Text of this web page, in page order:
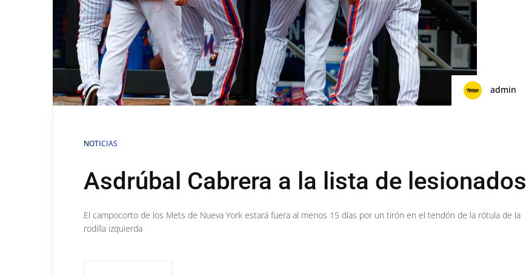
admin
NOTICIAS
Asdrúbal Cabrera a la lista de lesionados
El campocorto de los Mets de Nueva York estará fuera al menos 15 días por un tirón en el tendón de la rótula de la
rodilla izquierda